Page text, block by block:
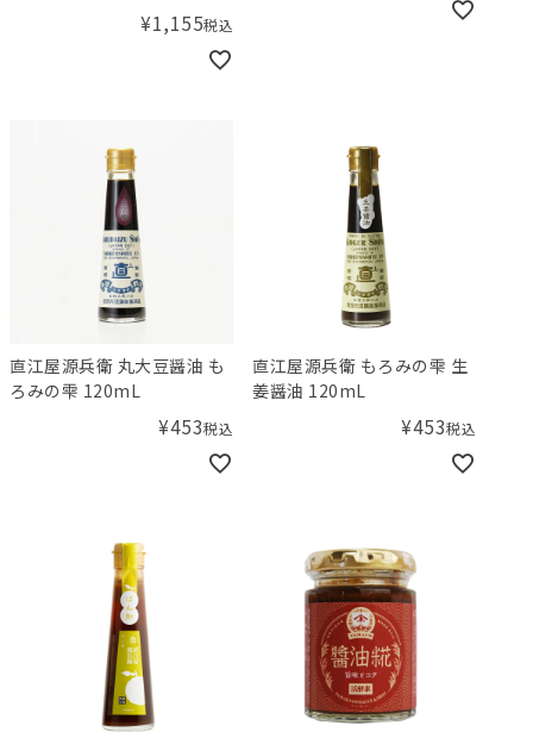
¥1,155税込
直江屋源兵衛 丸大豆醤油 も
ろみの雫 120mL
¥453税込
直江屋源兵衛 もろみの雫 生
姜醤油 120mL
¥453税込